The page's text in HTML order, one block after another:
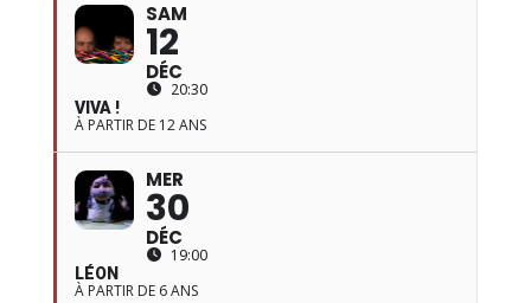
SAM
12
DÉC
20:30
VIVA !
À PARTIR DE 12 ANS
MER
30
DÉC
19:00
LÉON
À PARTIR DE 6 ANS